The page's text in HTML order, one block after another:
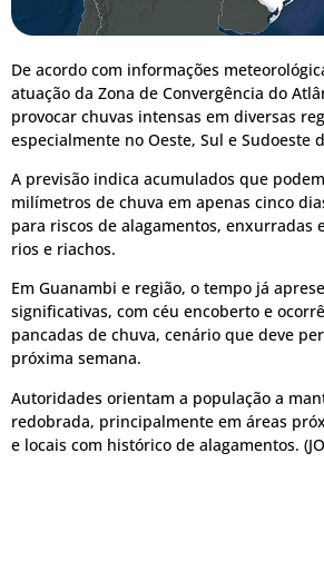
De acordo com informações
atuação da Zona de Convergência do
provocar chuvas intensas em diversas
especialmente no Oeste, Sul e Sudoeste
A previsão indica acumulados que
milímetros de chuva em apenas cinco
para riscos de alagamentos, enxurradas
rios e riachos.
Em Guanambi e região, o tempo já
significativas, com céu encoberto e
pancadas de chuva, cenário que deve
próxima semana.
Autoridades orientam a população a
redobrada, principalmente em áreas
e locais com histórico de alagamentos.